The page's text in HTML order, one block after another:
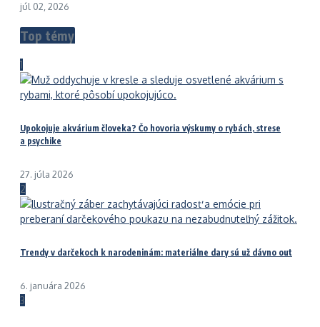
júl 02, 2026
Top témy
1
Upokojuje akvárium človeka? Čo hovoria výskumy o rybách, strese
a psychike
27. júla 2026
2
Trendy v darčekoch k narodeninám: materiálne dary sú už dávno out
6. januára 2026
3